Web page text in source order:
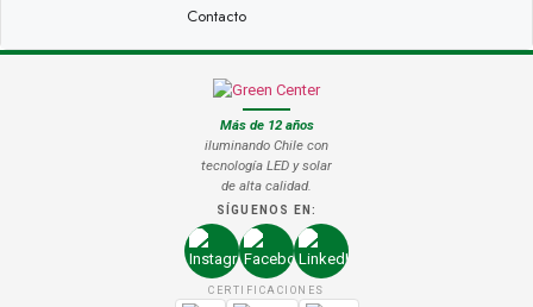
Contacto
Más de 12 años
iluminando Chile con
tecnología LED y solar
de alta calidad.
SÍGUENOS EN:
CERTIFICACIONES